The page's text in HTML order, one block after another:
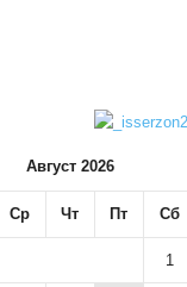
Август 2026
Ср Чт Пт Сб
1